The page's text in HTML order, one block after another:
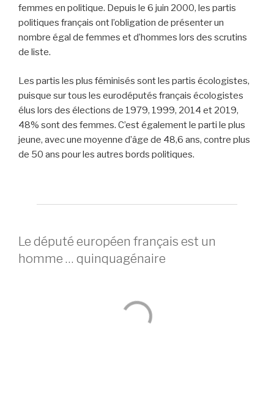
femmes en politique. Depuis le 6 juin 2000, les partis
politiques français ont l’obligation de présenter un
nombre égal de femmes et d’hommes lors des scrutins
de liste.
Les partis les plus féminisés sont les partis écologistes,
puisque sur tous les eurodéputés français écologistes
élus lors des élections de 1979, 1999, 2014 et 2019,
48% sont des femmes. C’est également le parti le plus
jeune, avec une moyenne d’âge de 48,6 ans, contre plus
de 50 ans pour les autres bords politiques.
Le député européen français est un
homme … quinquagénaire